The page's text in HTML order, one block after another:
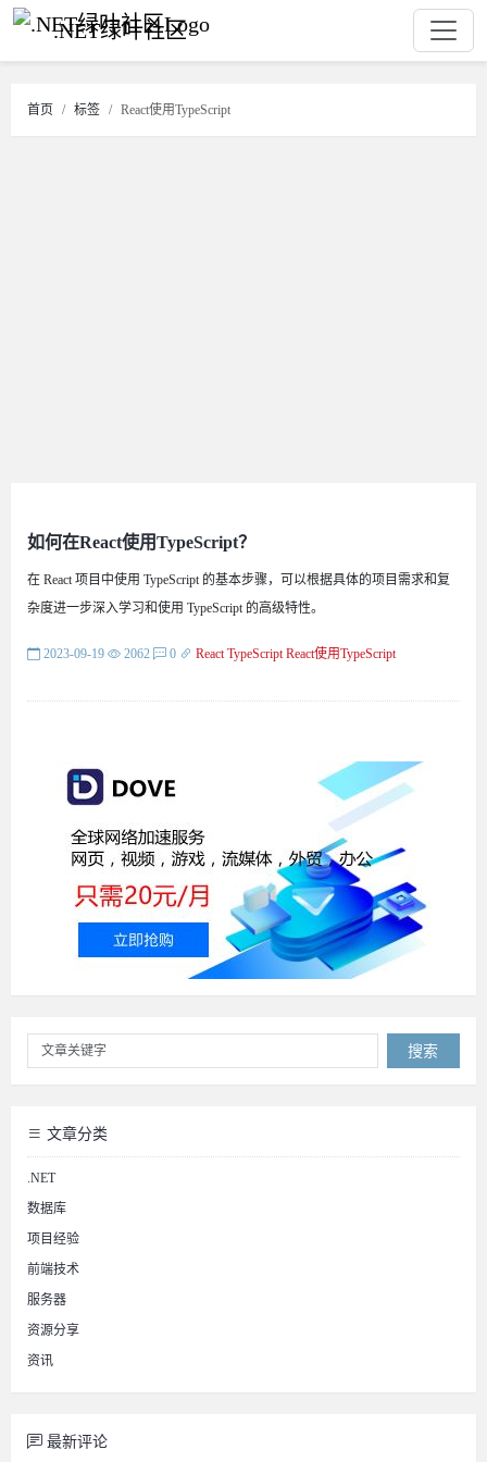
.NET绿叶社区
首页 标签 React使用TypeScript
如何在React使用TypeScript？
在 React 项目中使用 TypeScript 的基本步骤，可以根据具体的项目需求和复
杂度进一步深入学习和使用 TypeScript 的高级特性。
2023-09-19 2062 0 React TypeScript React使用TypeScript
搜索
文章分类
.NET
数据库
项目经验
前端技术
服务器
资源分享
资讯
最新评论